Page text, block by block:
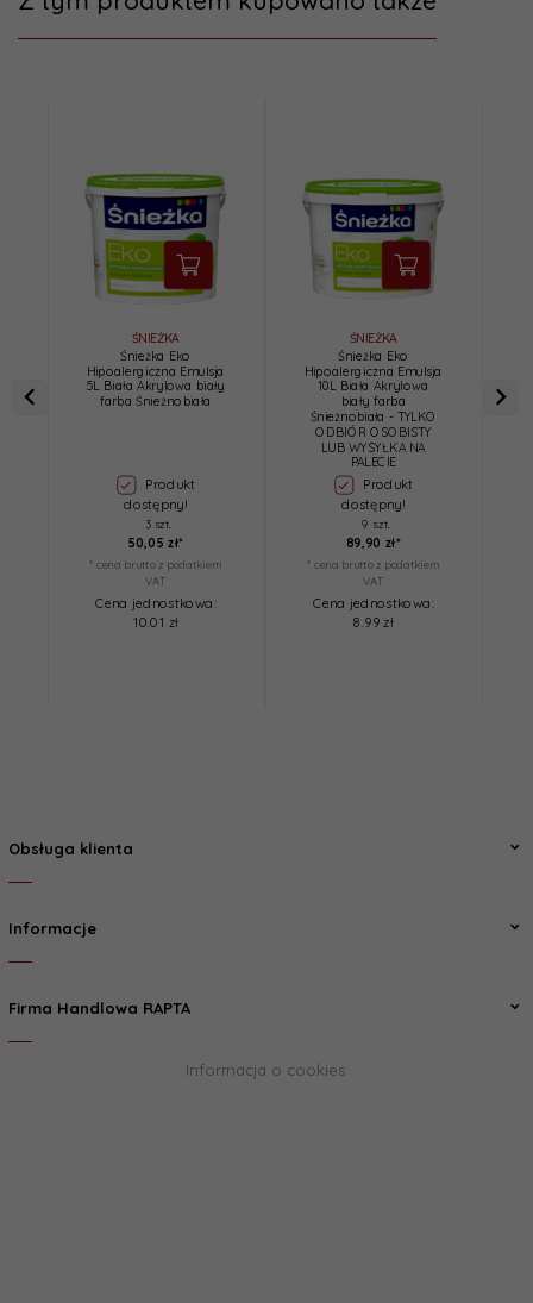
ŚNIEŻKA
Śnieżka Eko
Hipoalergiczna Emulsja
5L Biała Akrylowa biały
farba Śnieżnobiała
Produkt
dostępny!
3 szt.
50, 05 zł*
* cena brutto z podatkiem
VAT
Cena jednostkowa:
10.01 zł
ŚNIEŻKA
Śnieżka Eko
Hipoalergiczna Emulsja
10L Biała Akrylowa
biały farba
Śnieżnobiała - TYLKO
ODBIÓR OSOBISTY
LUB WYSYŁKA NA
PALECIE
Produkt
dostępny!
9 szt.
89, 90 zł*
* cena brutto z podatkiem
VAT
Cena jednostkowa:
8.99 zł
Obsługa klienta
Informacje
Firma Handlowa RAPTA
Informacja o cookies